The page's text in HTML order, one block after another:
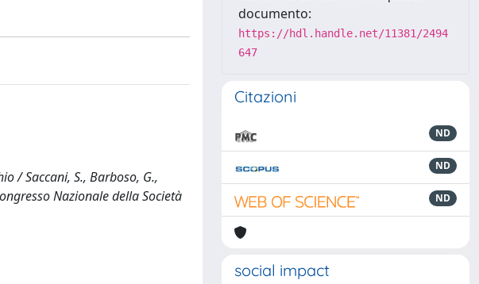
/ Saccani, S., Barboso, G.,
Nazionale della Società
documento:
https://hdl.handle.net/11381/2494
647
Citazioni
ND
ND
ND
social impact